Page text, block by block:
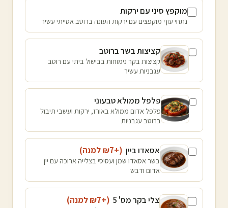
מוקפץ סיני עם ירקות
נתחי עוף מוקפצים עם ירקות העונה ברוטב אסייתי עשיר
קציצות בשר ברוטב
קציצות בקר נימוחות בבישול ביתי עם רוטב
עגבניות עשיר
פלפל ממולא טבעוני
פלפל אדום ממולא באורז, ירקות ועשבי תיבול
ברוטב עגבניות
אסאדו ביין (+₪
7 למנה)
בשר אסאדו שמן ועסיסי בצלייה ארוכה עם יין
אדום ודבש
צלי בקר מס' 5 (+₪
7 למנה)